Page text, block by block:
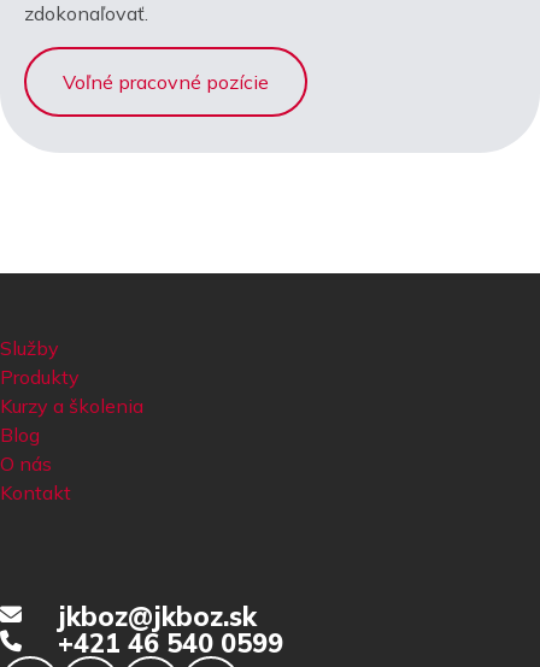
zdokonaľovať.
Voľné pracovné pozície
Služby
Produkty
Kurzy a školenia
Blog
O nás
Kontakt
jkboz@jkboz.sk
+421 46 540 0599